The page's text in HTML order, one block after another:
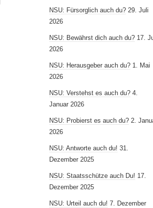
NSU: Fürsorglich auch du? 29. Juli
2026
NSU: Bewährst dich auch du? 17.
2026
NSU: Herausgeber auch du? 1. Mai
2026
NSU: Verstehst es auch du? 4.
Januar 2026
NSU: Probierst es auch du? 2.
2026
NSU: Antworte auch du! 31.
Dezember 2025
NSU: Staatsschütze auch Du! 17.
Dezember 2025
NSU: Urteil auch du! 7. Dezember